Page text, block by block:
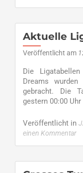
Aktuelle
Veröffentlicht am
Die
Dreams
gebracht. Die
gestern 00:00
Veröffentlicht in
einen Kommentar